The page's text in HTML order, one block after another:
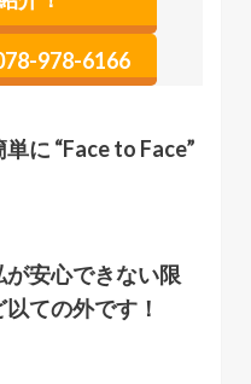
978-6166
に “Face to Face”
安心できない限
ての外です！